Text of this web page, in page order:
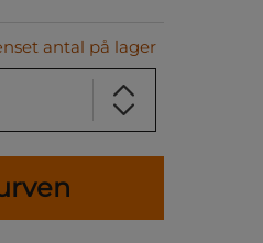
antal på lager